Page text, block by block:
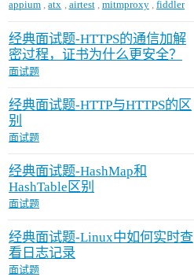
appium ,atx , airtest , mitmproxy ,fiddler
经典面试题-HTTPS的通信加解
密过程，证书为什么更安全？
面试题
经典面试题-HTTP与HTTPS的区
别
面试题
经典面试题-HashMap和
HashTable区别
面试题
经典面试题-Linux中如何实时查
看日志记录
面试题